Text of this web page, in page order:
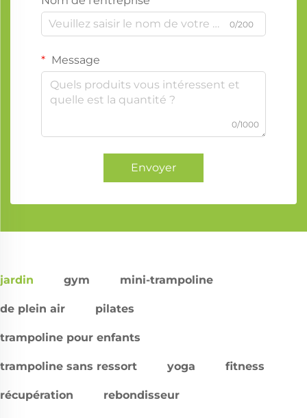
0/200
Message
0/1000
Envoyer
jardin gym mini-trampoline
de plein air pilates
trampoline pour enfants
trampoline sans ressort yoga fitness
récupération rebondisseur